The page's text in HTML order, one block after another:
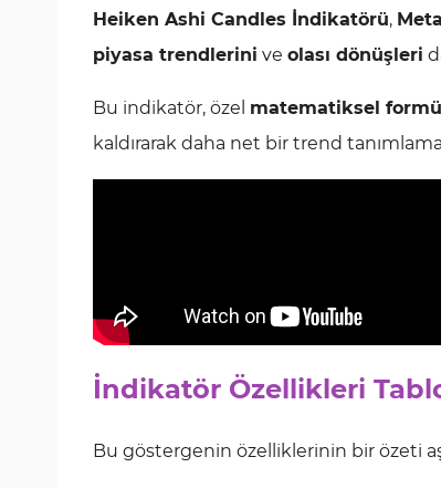
Heiken Ashi Candles İndikatörü,
piyasa trendlerini ve olası dönüşleri
Bu indikatör, özel matematiksel
kaldırarak daha net bir trend
İndikatör Özellikleri
Bu göstergenin özelliklerinin bir özeti